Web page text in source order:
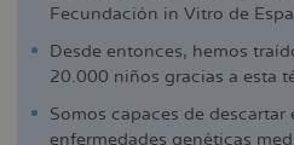
Fecundación in Vitro de
Desde entonces, hemos
20.000 niños gracias a esta
Somos capaces de descartar
enfermedades genéticas